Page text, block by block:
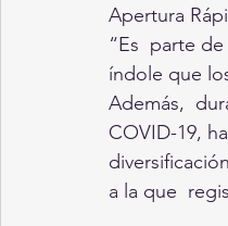
Apertura
“Es  parte
índole que
Además,
COVID-19,
a la que